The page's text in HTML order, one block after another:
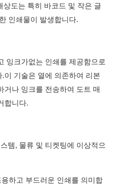
도는 특히 바코드 및 작은 글
인쇄물이 발생합니다.
잉크가없는 인쇄를 제공함으로
이 기술은 열에 의존하여 리본
거나 잉크를 전송하여 도트 매
합니다.
템, 물류 및 티켓팅에 이상적으
하고 부드러운 인쇄를 의미합